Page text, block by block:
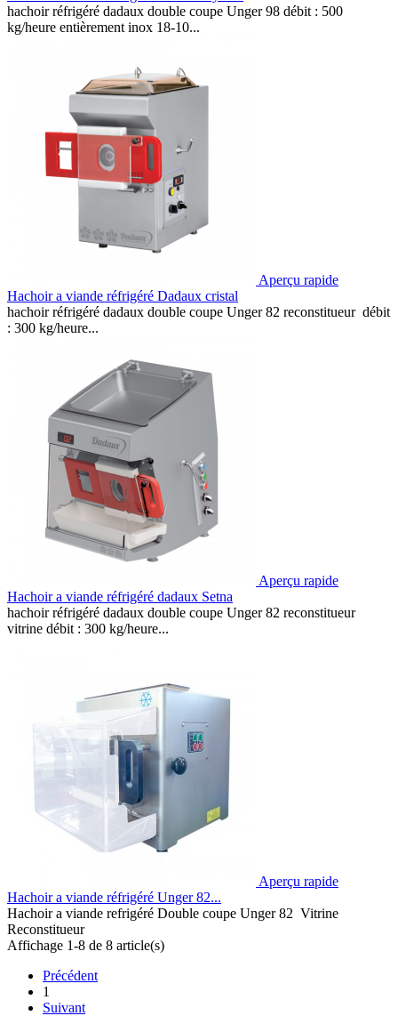
hachoir réfrigéré dadaux double coupe Unger 98 débit : 500
kg/heure entièrement inox 18-10...
Aperçu rapide
Hachoir a viande réfrigéré Dadaux cristal
hachoir réfrigéré dadaux double coupe Unger 82 reconstitueur débit
: 300 kg/heure...
Aperçu rapide
Hachoir a viande réfrigéré dadaux Setna
hachoir réfrigéré dadaux double coupe Unger 82 reconstitueur
vitrine débit : 300 kg/heure...
Aperçu rapide
Hachoir a viande réfrigéré Unger 82...
Hachoir a viande refrigéré Double coupe Unger 82 Vitrine
Reconstitueur
Affichage 1-8 de 8 article(s)
Précédent
1
Suivant